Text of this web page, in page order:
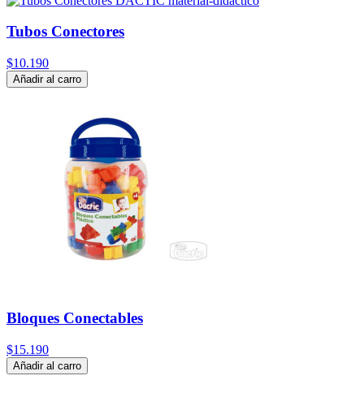
Tubos Conectores
$10.190
Añadir al carro
Bloques Conectables
$15.190
Añadir al carro